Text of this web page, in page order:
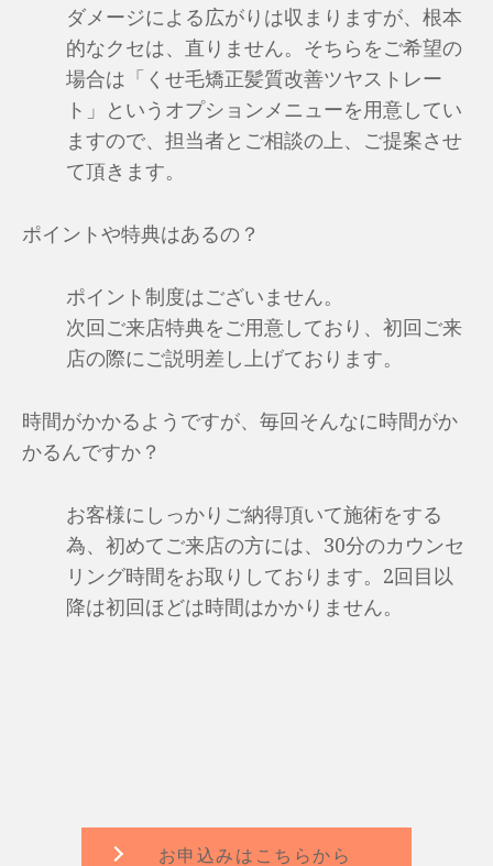
ダメージによる広がりは収まりますが、根本
的なクセは、直りません。そちらをご希望の
場合は「くせ毛矯正髪質改善ツヤストレー
ト」というオプションメニューを用意してい
ますので、担当者とご相談の上、ご提案させ
て頂きます。
ポイントや特典はあるの？
ポイント制度はございません。
次回ご来店特典をご用意しており、初回ご来
店の際にご説明差し上げております。
時間がかかるようですが、毎回そんなに時間がか
かるんですか？
お客様にしっかりご納得頂いて施術をする
為、初めてご来店の方には、30分のカウンセ
リング時間をお取りしております。2回目以
降は初回ほどは時間はかかりません。
お申込みはこちらから